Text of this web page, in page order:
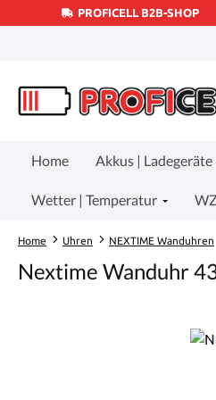
Hauptinhalt springen
Zur Suche springen
Zur Hauptnavigation springen
PROFICELL B2B-SHOP
Home Akkus | Ladegeräte
Wetter | Temperatur
Home Uhren NEXTIME Wanduhren
Nextime Wanduhr